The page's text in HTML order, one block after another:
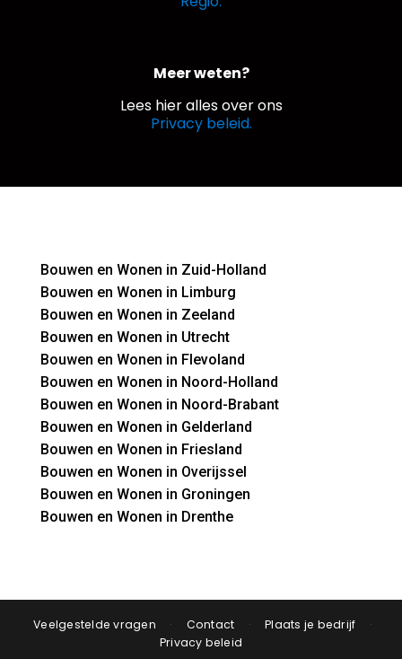
Meer weten?
Lees hier alles over ons
Privacy beleid.
Bouwen en Wonen in Zuid-Holland
Bouwen en Wonen in Limburg
Bouwen en Wonen in Zeeland
Bouwen en Wonen in Utrecht
Bouwen en Wonen in Flevoland
Bouwen en Wonen in Noord-Holland
Bouwen en Wonen in Noord-Brabant
Bouwen en Wonen in Gelderland
Bouwen en Wonen in Friesland
Bouwen en Wonen in Overijssel
Bouwen en Wonen in Groningen
Bouwen en Wonen in Drenthe
Veelgestelde vragen · Contact · Plaats je bedrijf
·
Privacy beleid